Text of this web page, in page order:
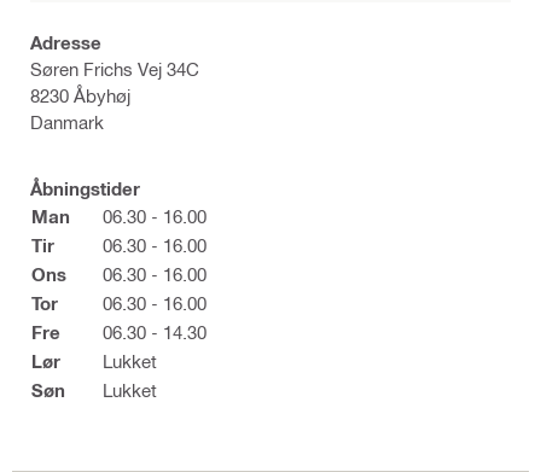
Adresse
Søren Frichs Vej 34C
8230 Åbyhøj
Danmark
Åbningstider
Man
06.30 - 16.00
Tir
06.30 - 16.00
Ons
06.30 - 16.00
Tor
06.30 - 16.00
Fre
06.30 - 14.30
Lør
Lukket
Søn
Lukket